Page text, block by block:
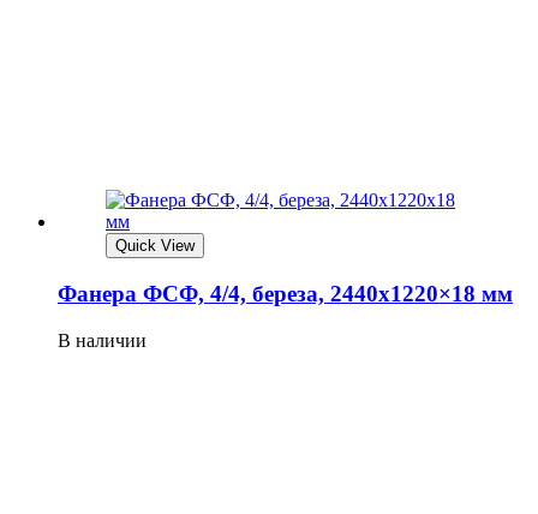
Quick View
Фанера ФСФ, 4/4, береза, 2440х1220×18 мм
В наличии